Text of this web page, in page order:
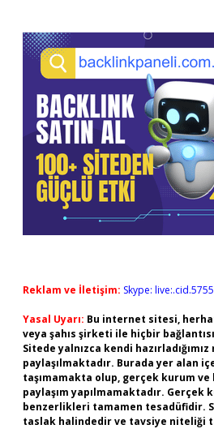
Reklam ve İletişim: Skype:
Yasal Uyarı: Bu internet sitesi,
veya şahıs şirketi ile hiçbir
Sitede yalnızca kendi
paylaşılmaktadır. Burada yer alan
taşımamakta olup, gerçek kurum ve
paylaşım yapılmamaktadır. Gerçek
benzerlikleri tamamen tesadüfidir.
taslak halindedir ve tavsiye niteliği